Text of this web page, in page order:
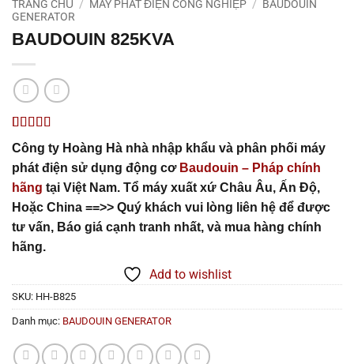
TRANG CHỦ / MÁY PHÁT ĐIỆN CÔNG NGHIỆP / BAUDOUIN
GENERATOR
BAUDOUIN 825KVA
4trên 5
dựa trên
1
đánh giá
Công ty Hoàng Hà nhà nhập khẩu và phân phối máy
phát điện sử dụng động cơ Baudouin – Pháp chính
hãng tại Việt Nam. Tổ máy xuất xứ Châu Âu, Ấn Độ,
Hoặc China ==>> Quý khách vui lòng liên hệ để được
tư vấn, Báo giá cạnh tranh nhất, và mua hàng chính
hãng.
Add to wishlist
SKU: HH-B825
Danh mục: BAUDOUIN GENERATOR